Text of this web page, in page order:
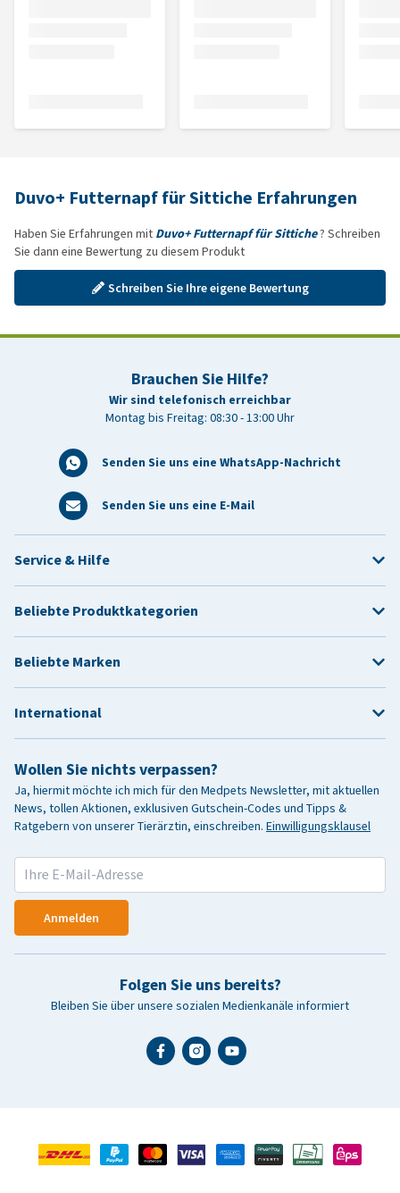
Duvo+ Futternapf für Sittiche Erfahrungen
Haben Sie Erfahrungen mit Duvo+ Futternapf für Sittiche? Schreiben
Sie dann eine Bewertung zu diesem Produkt
Schreiben Sie Ihre eigene Bewertung
Brauchen Sie Hilfe?
Wir sind telefonisch erreichbar
Montag bis Freitag: 08:30 - 13:00 Uhr
Senden Sie uns eine WhatsApp-Nachricht
Senden Sie uns eine E-Mail
Wollen Sie nichts verpassen?
Ja, hiermit möchte ich mich für den Medpets Newsletter, mit aktuellen
News, tollen Aktionen, exklusiven Gutschein-Codes und Tipps &
Ratgebern von unserer Tierärztin, einschreiben. Einwilligungsklausel
Anmelden
Folgen Sie uns bereits?
Bleiben Sie über unsere sozialen Medienkanäle informiert
Service & Hilfe
Beliebte Produktkategorien
Beliebte Marken
International